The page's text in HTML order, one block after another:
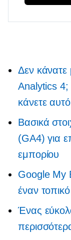
Δεν κάνατε
Analytics 4;
κάνετε
Βασικά
(GA4) για
εμπορίου
Google My
έναν
Ένας